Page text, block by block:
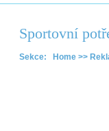
Sportovní
Sekce: Home >>